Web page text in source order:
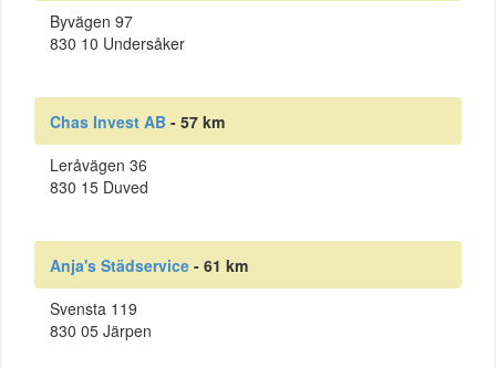
Byvägen 97
830 10 Undersåker
Chas Invest AB - 57 km
Leråvägen 36
830 15 Duved
Anja's Städservice - 61 km
Svensta 119
830 05 Järpen